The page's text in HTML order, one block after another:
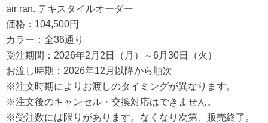
air ran. テキスタイルオーダー
価格：104,500円
カラー：全36通り
受注期間：2026年2月2日（月）～6月30日（火）
お渡し時期：2026年12月以降から順次
※注文時期によりお渡しのタイミングが異なります。
※注文後のキャンセル・交換対応はできません。
※受注数には限りがあります。なくなり次第、販売終了。